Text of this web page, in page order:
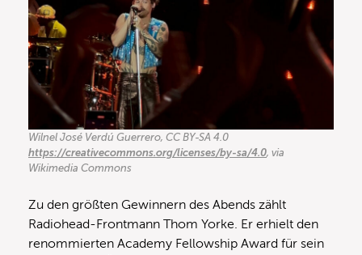
Wilnel José Verdú Guerrero, CC BY-SA 4.0
https://creativecommons.org/licenses/by-sa/4.0, via
Wikimedia Commons
Zu den größten Gewinnern des Abends zählt
Radiohead-Frontmann Thom Yorke. Er erhielt den
renommierten Academy Fellowship Award für sein